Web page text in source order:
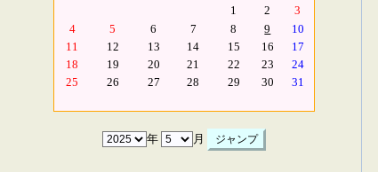
1
2
3
4
5 6 7 8 9
10
11
12 13 14 15 16
17
18
19 20 21 22 23
24
25
26 27 28 29 30 31
年 月